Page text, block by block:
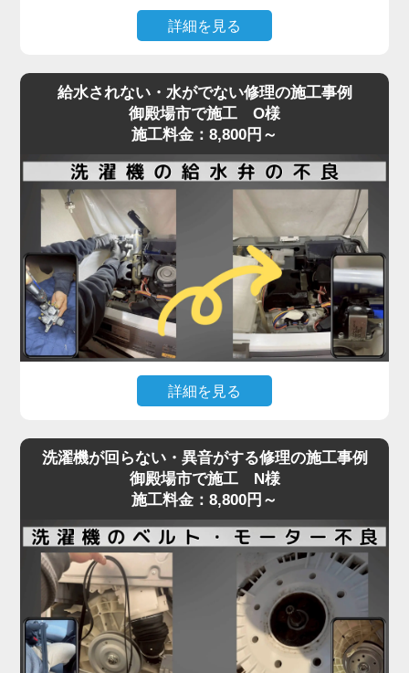
「家電の達人」では、こうした内部詰まりの除去や
排水系統の点検・修理を最短即日で対応可能。
実に原因を特定し、適切な処置を行います。
排水・脱水のトラブルは、ぜひお早めにご相談くだ
詳細を見る
といった症状が出た場合、原因の多くは乾燥経路の
奥に溜まったホコリや汚れです。
フィルターを掃除しても改善しないときは、手の届
かない乾燥ダクト内部やヒートポンプ周辺に汚れが
詰まっている可能性が高く、自力での対応が難しい
状態です。
実際の現場では、数年分のホコリや繊維クズが乾燥
経路を完全に塞ぎ、熱風が循環できず乾燥が不完全
になるケースが多数見られます。
そのまま放置すると、ヒートポンプの故障や基板へ
の負担にもつながり、最悪の場合高額修理や買い替
えの原因にもなります。「家電の達人」では、ドラ
ム式洗濯機の乾燥不良トラブルに対し、分解による
ニングを実施。
最短即日対応で、内部の詰まりを根本から取り除
き、乾燥力をしっかり回復させます。
乾かないと感じたら、お早めにプロの手での点検・
洗浄をご検討ください。
給水されない・水がでない修理の施工事例
御殿場市で施工 O様
施工料金：8,800円～
詳細を見る
ロしか出ないといった症状は、「蛇口は開いている
のに洗濯が始まらない」状態として、多くのお客様
からご相談をいただくトラブルのひとつです。
この原因の多くは、洗濯機内部の給水弁（電磁弁）
に異常があることがほとんど。
経年劣化や水垢・異物による詰まり、内部のダイヤ
フラム部品の不良などが原因で、水の流れが制限さ
れてしまいます。
「家電の達人」では、こうした給水トラブルに対し
洗濯機が回らない・異音がする修理の施工事例
御殿場市で施工 N様
施工料金：8,800円～